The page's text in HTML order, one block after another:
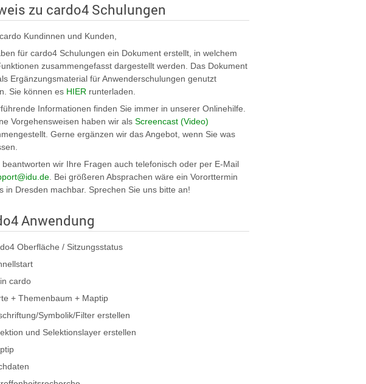
zu cardo4 Schulungen
Kundinnen und Kunden,
für cardo4 Schulungen ein Dokument erstellt, in welchem
zusammengefasst dargestellt werden. Das Dokument
Ergänzungsmaterial für Anwenderschulungen genutzt
Sie können es HIER runterladen.
Informationen finden Sie immer in unserer Onlinehilfe.
Vorgehensweisen haben wir als Screencast (Video)
Gerne ergänzen wir das Angebot, wenn Sie was
beantworten wir Ihre Fragen auch telefonisch oder per E-Mail
. Bei größeren Absprachen wäre ein Vororttermin
in Dresden machbar. Sprechen Sie uns bitte an!
Anwendung
Oberfläche / Sitzungsstatus
cardo
+ Themenbaum + Maptip
Symbolik/Filter erstellen
und Selektionslayer erstellen